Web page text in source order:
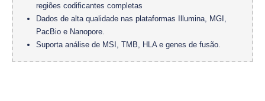
regiões codificantes completas
Dados de alta qualidade nas plataformas Illumina, MGI,
PacBio e Nanopore.
Suporta análise de MSI, TMB, HLA e genes de fusão.